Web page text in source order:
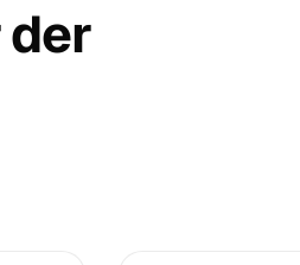
der